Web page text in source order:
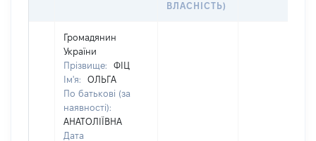
ВЛАСНІСТЬ)
Громадянин
України
Прізвище:
ФІЦ
Ім'я:
ОЛЬГА
По батькові (за
наявності):
АНАТОЛІЇВНА
Дата